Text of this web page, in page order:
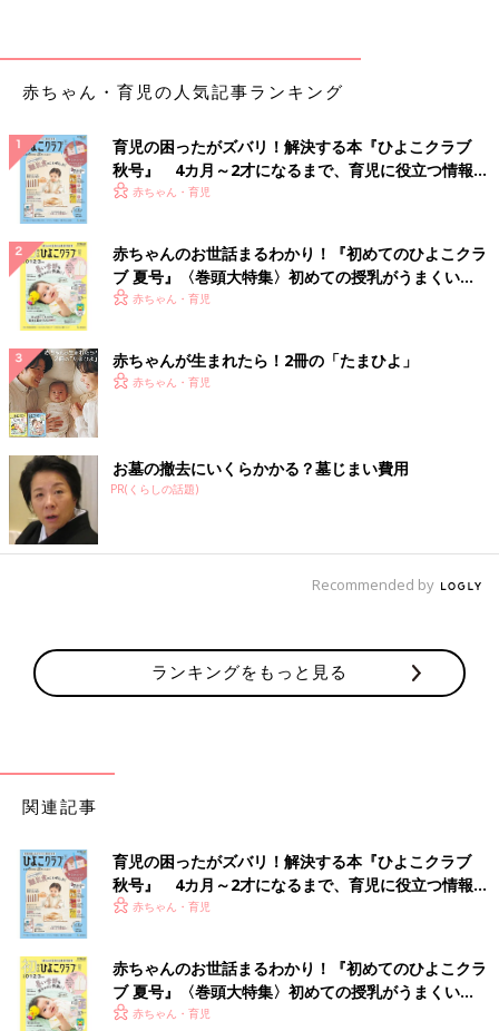
先輩ママの工夫を見られるのでおすすめ！ということで、こんな
「フードコートに子どもを連れていくと、ほかの子連れ家族のや
り方が学べる」（みぃき）
また、事前の準備で負担を減らしておくアイデアもいいですね。
「まず店に電話して、赤ちゃんOKかどうかを確認します。OKだ
ったら、なるべく座敷の予約を取る。ファミレスや回転寿司な
ら、そんなに急いで食べる必要がないからいいかもですね」（い
っく）
外食が気持ちよくできるかは、事前の情報収集がカ
ギ
「たまひよ」アプリユーザーのおすすめを見ていると、子連れで
の外食を歓迎している店が増えてきたことがわかりますね。妊娠
中やまだ子連れ外食をしたことのないご家庭は、ぜひ参考にして
も子どもが泣いたりぐずったりしたときの対処法、NGな行動な
「みなさんの体験談は、これから外食に行きたいと思っているマ
マたちに、とても参考になりますね。
ポイントは主に以下ですね。
・ファミレスやファーストフード
・個室や座敷席があるところ、またはテラス席
・赤ちゃん連れの場合は、おむつ替えスペースがある
はじめて入ったけれど、子連れにやさしくてよかったという場合
もありますが、基本的には“いっくさん”の『まず店に電話して赤
ちゃんOKかどうかの確認します』というコメントのように、事
前にお店に確認したり、ママ友から口コミ情報を得たりすると安
心です。
赤ちゃん・育児の人気記事ランキング
育児の困ったがズバリ！解決する本『ひよこクラブ
秋号』 4カ月～2才になるまで、育児に役立つ情報が
いっぱい！
赤ちゃん・育児
赤ちゃんのお世話まるわかり！『初めてのひよこクラ
ブ 夏号』〈巻頭大特集〉初めての授乳がうまくい
く！ おっぱい・ミルクの基本と夏のトラブル 解決テ
赤ちゃん・育児
赤ちゃんが生まれたら！2冊の「たまひよ」
赤ちゃん・育児
お墓の撤去にいくらかかる？墓じまい費用
PR(くらしの話題)
Recommended by
ランキングをもっと見る
関連記事
育児の困ったがズバリ！解決する本『ひよこクラブ
秋号』 4カ月～2才になるまで、育児に役立つ情報が
いっぱい！
赤ちゃん・育児
赤ちゃんのお世話まるわかり！『初めてのひよこクラ
ブ 夏号』〈巻頭大特集〉初めての授乳がうまくい
く！ おっぱい・ミルクの基本と夏のトラブル 解決テ
赤ちゃん・育児